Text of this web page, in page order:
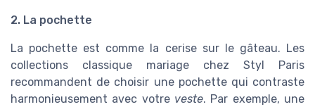
2. La pochette
La pochette est comme la cerise sur le gâteau. Les
collections classique mariage chez Styl Paris
recommandent de choisir une pochette qui contraste
harmonieusement avec votre veste. Par exemple, une